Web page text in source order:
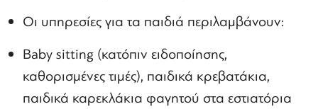
Οι υπηρεσίες για τα παιδιά περιλαμβάνουν:
Baby sitting (κατόπιν ειδοποίησης,
καθορισμένες τιμές), παιδικά κρεβατάκια,
παιδικά καρεκλάκια φαγητού στα εστιατόρια